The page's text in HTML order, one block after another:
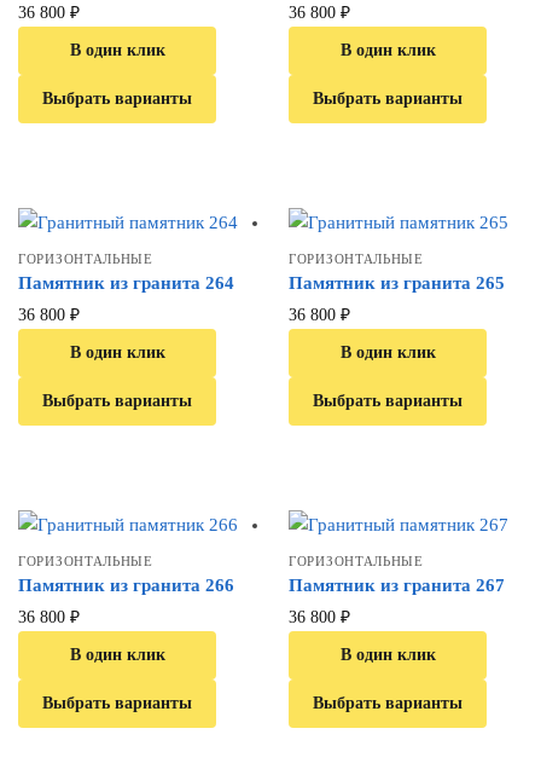
36 800 ₽
В один клик
Выбрать варианты
36 800 ₽
В один клик
Выбрать варианты
ГОРИЗОНТАЛЬНЫЕ
Памятник из гранита 264
36 800 ₽
В один клик
Выбрать варианты
ГОРИЗОНТАЛЬНЫЕ
Памятник из гранита 265
36 800 ₽
В один клик
Выбрать варианты
ГОРИЗОНТАЛЬНЫЕ
Памятник из гранита 266
36 800 ₽
В один клик
Выбрать варианты
ГОРИЗОНТАЛЬНЫЕ
Памятник из гранита 267
36 800 ₽
В один клик
Выбрать варианты